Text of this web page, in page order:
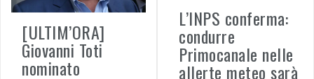
[ULTIM’ORA]
Giovanni Toti
nominato
L’INPS conferma:
condurre
Primocanale nelle
allerte meteo sarà